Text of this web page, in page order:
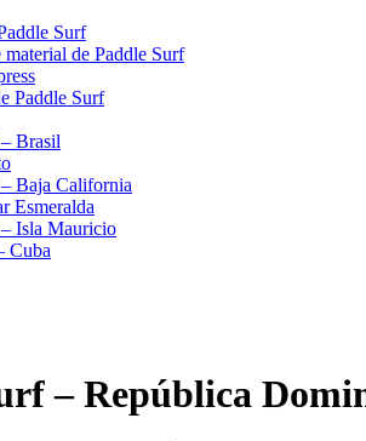
Surf
de Paddle Surf
Paddle Surf
Brasil
Baja California
Esmeralda
Isla Mauricio
Cuba
– República